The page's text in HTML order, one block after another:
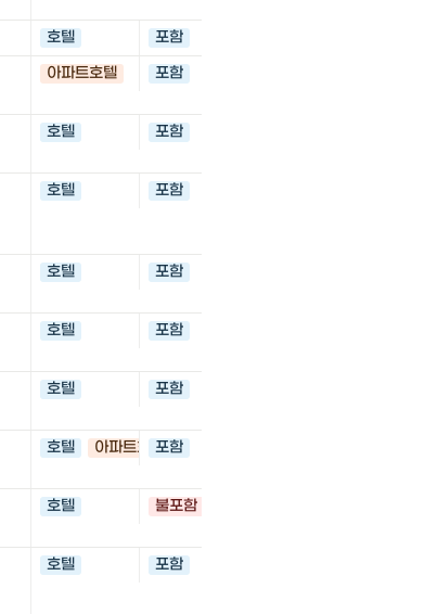
호텔 포함
아파트호텔 포함
호텔 포함
호텔 포함
호텔 포함
호텔 포함
호텔 포함
호텔 아파트호텔포함
호텔 불포함
호텔 포함